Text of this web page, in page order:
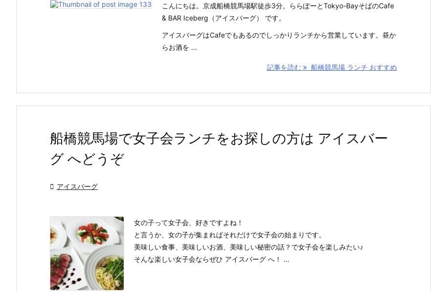
こんにちは。京成船橋競馬場駅徒歩3分。ららぽーとTokyo-BayそばのCafe
& BAR Iceberg（アイスバーグ） です。
アイスバーグはCafeでもあるのでしっかりランチから営業しています。昼か
らお酒を ...
記事を読む 船橋競馬場 ランチ おすすめ
船橋競馬場で女子会ランチをお探しの方は アイスバー
グ へどうぞ
 アイスバーグ
女の子って女子会、好きですよね！
と言うか、女の子が集まればそれだけで女子会の始まりです。
美味しい食事、美味しいお酒、美味しい秘密の話？で女子会を楽しみたい♪
そんな楽しい女子会ならぜひ アイスバーグ へ！ ...